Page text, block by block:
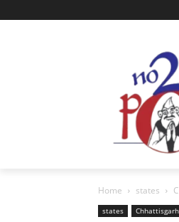
Home states
states Chhattisgarh